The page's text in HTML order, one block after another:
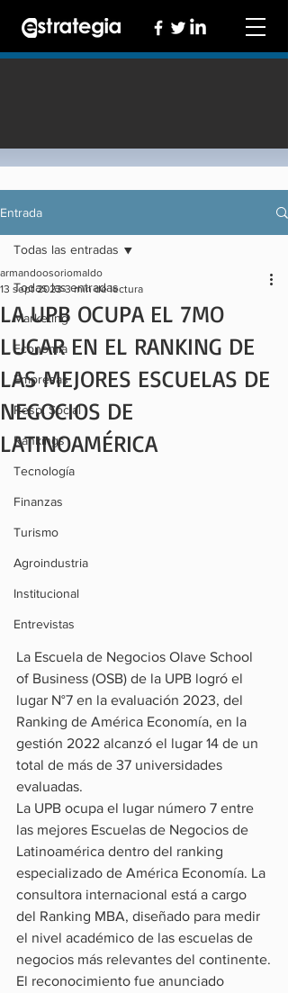
Entrada
Todas las entradas
Marketing
Economía
Empresas
Resp. Social
Rankings
Tecnología
Finanzas
Turismo
Agroindustria
Institucional
Entrevistas
Todas las entradas
LA UPB OCUPA EL 7MO
LUGAR EN EL RANKING DE
LAS MEJORES ESCUELAS DE
NEGOCIOS DE
LATINOAMÉRICA
armandoosoriomaldo
13 sept 2023 3 min de lectura
La Escuela de Negocios Olave School
of Business (OSB) de la UPB logró el
lugar N°7 en la evaluación 2023, del
Ranking de América Economía, en la
gestión 2022 alcanzó el lugar 14 de un
total de más de 37 universidades
evaluadas.
La UPB ocupa el lugar número 7 entre
las mejores Escuelas de Negocios de
Latinoamérica dentro del ranking
especializado de América Economía. La
consultora internacional está a cargo
del Ranking MBA, diseñado para medir
el nivel académico de las escuelas de
negocios más relevantes del continente.
El reconocimiento fue anunciado